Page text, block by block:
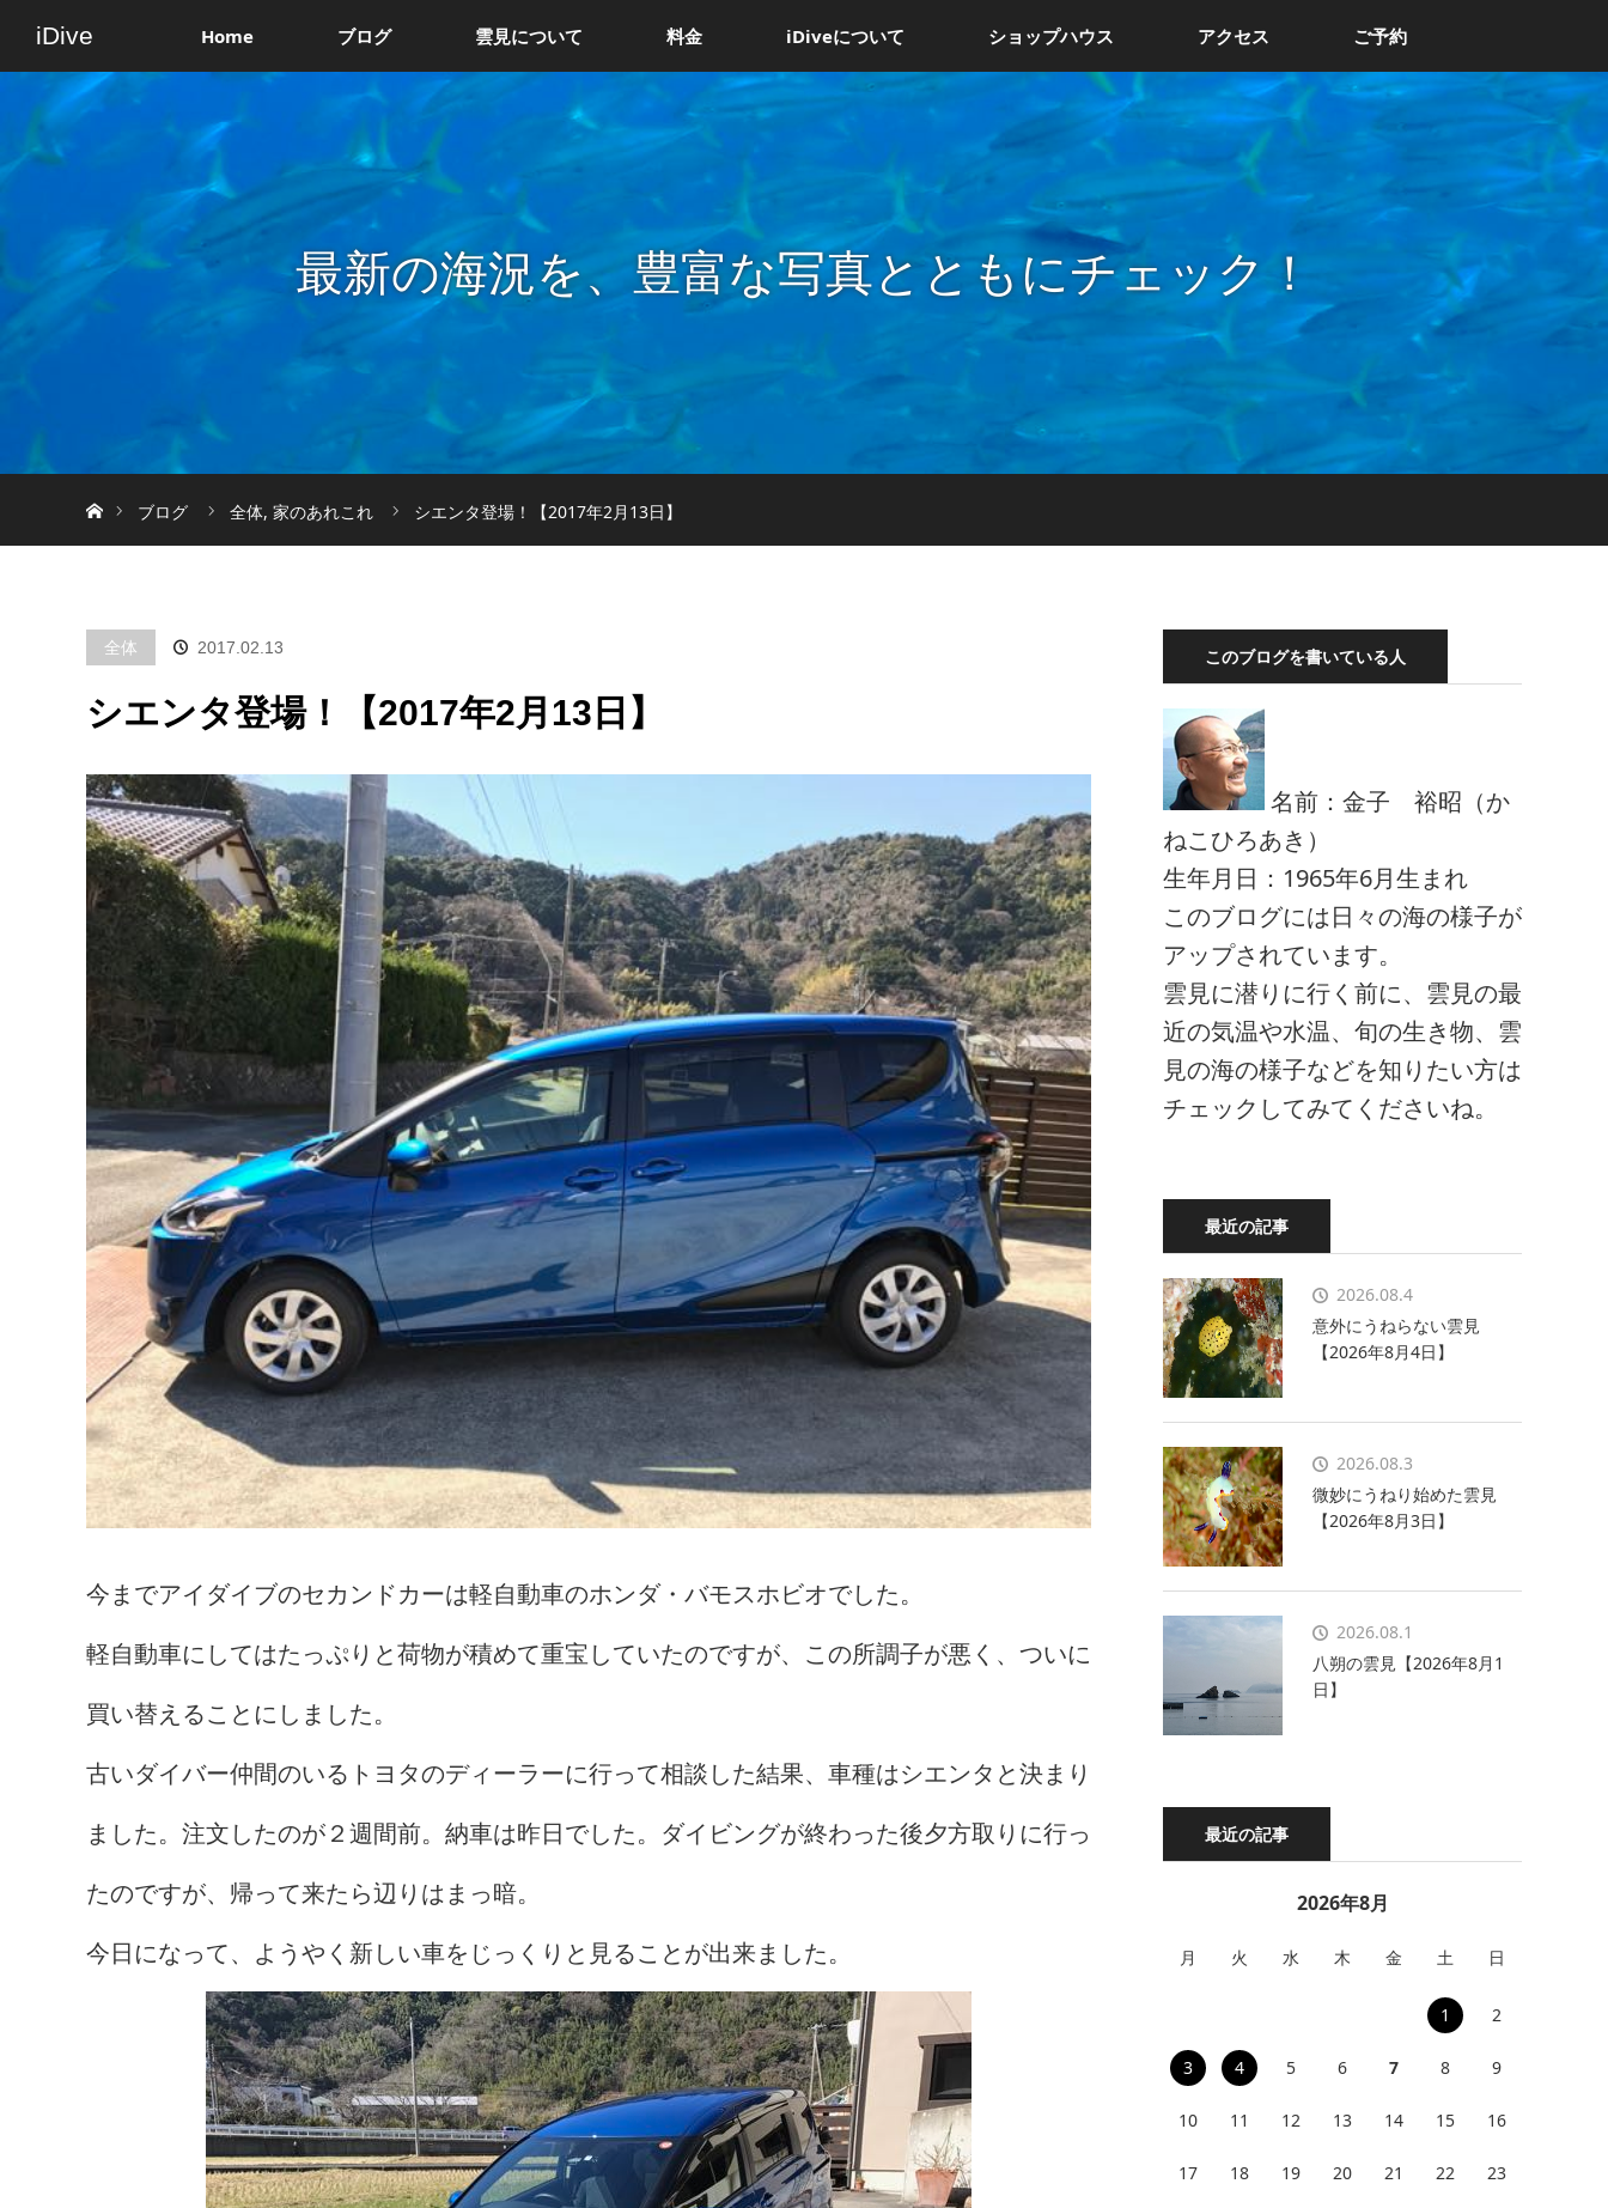
iDive Home ブログ 雲見について 料金 iDiveについて ショップハウス アクセス ご予約
最新の海況を、豊富な写真とともにチェック！
ブログ
全体, 家のあれこれ シエンタ登場！【2017年2月13日】
全体 2017.02.13
シエンタ登場！【2017年2月13日】
今までアイダイブのセカンドカーは軽自動車のホンダ・バモスホビオでした。
軽自動車にしてはたっぷりと荷物が積めて重宝していたのですが、この所調子が悪く、ついに
買い替えることにしました。
古いダイバー仲間のいるトヨタのディーラーに行って相談した結果、車種はシエンタと決まり
ました。注文したのが２週間前。納車は昨日でした。ダイビングが終わった後夕方取りに行っ
たのですが、帰って来たら辺りはまっ暗。
今日になって、ようやく新しい車をじっくりと見ることが出来ました。
このブログを書いている人
名前：金子 裕昭（か
ねこひろあき）
生年月日：1965年6月生まれ
このブログには日々の海の様子が
アップされています。
雲見に潜りに行く前に、雲見の最
近の気温や水温、旬の生き物、雲
見の海の様子などを知りたい方は
チェックしてみてくださいね。
最近の記事
2026.08.4
意外にうねらない雲見
【2026年8月4日】
2026.08.3
微妙にうねり始めた雲見
【2026年8月3日】
2026.08.1
八朔の雲見【2026年8月1
日】
最近の記事
2026年8月
月 火 水 木 金 土 日
1 2
3 4 5 6 7 8 9
10 11 12 13 14 15 16
17 18 19 20 21 22 23